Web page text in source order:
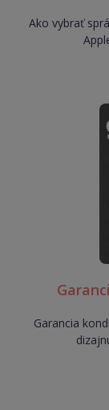
Ako vybrať
Garancia